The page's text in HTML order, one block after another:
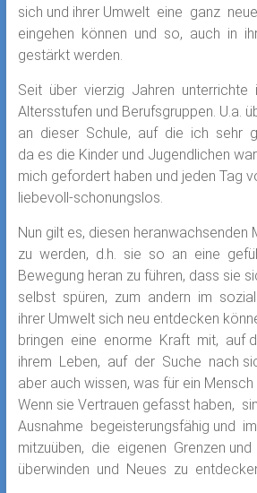
sich und ihrer Umwelt eine ganz
eingehen können und so, auch in
gestärkt werden.
Seit über vierzig Jahren unterrichte
Altersstufen und Berufsgruppen. U.a.
an dieser Schule, auf die ich sehr
da es die Kinder und Jugendlichen
mich gefordert haben und jeden Tag
liebevoll-schonungslos.
Nun gilt es, diesen heranwachsenden
zu werden, d.h. sie so an eine
Bewegung heran zu führen, dass sie
selbst spüren, zum andern im
ihrer Umwelt sich neu entdecken
bringen eine enorme Kraft mit, auf
ihrem Leben, auf der Suche nach
aber auch wissen, was für ein
Wenn sie Vertrauen gefasst haben,
Ausnahme begeisterungsfähig und
mitzuüben, die eigenen Grenzen
überwinden und Neues zu